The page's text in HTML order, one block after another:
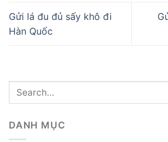
Gửi lá đu đủ sấy khô đi
Hàn Quốc
DANH MỤC